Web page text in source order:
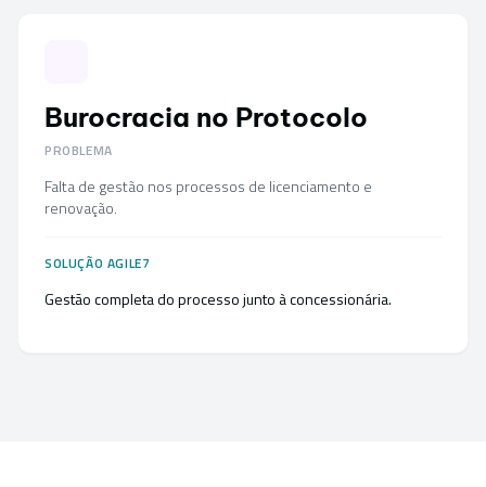
Burocracia no Protocolo
PROBLEMA
Falta de gestão nos processos de licenciamento e
renovação.
SOLUÇÃO AGILE7
Gestão completa do processo junto à concessionária.